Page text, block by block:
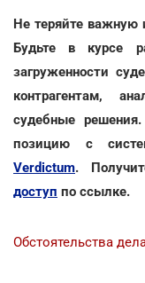
Не теряйте важную
Будьте в курсе
загруженности
контрагентам,
судебные
позицию с
Verdictum.
доступ по ссылке.
Обстоятельства